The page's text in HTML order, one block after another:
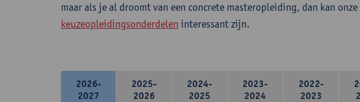
maar als je al droomt van een concrete masteropleiding, dan kan onze
keuzeopleidingsonderdelen interessant zijn.
2026-
2027
2025-
2026
2024-
2025
2023-
2024
2022-
2023